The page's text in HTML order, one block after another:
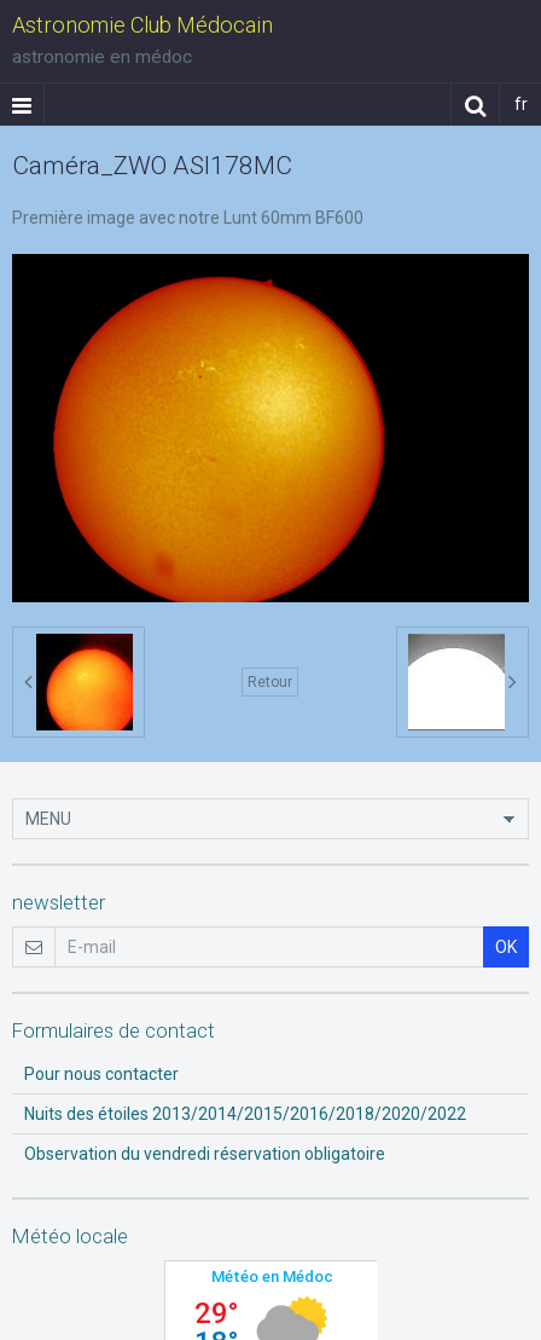
Astronomie Club Médocain
astronomie en médoc
fr
Caméra_ZWO ASI178MC
Première image avec notre Lunt 60mm BF600
Retour
newsletter
OK
Formulaires de contact
Pour nous contacter
Nuits des étoiles 2013/2014/2015/2016/2018/2020/2022
Observation du vendredi réservation obligatoire
Météo locale